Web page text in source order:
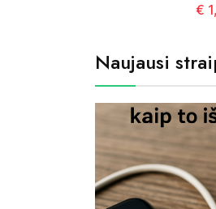
€
Naujausi